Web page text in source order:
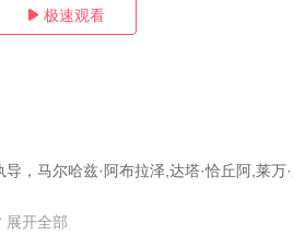
 极速观看
，马尔哈兹·阿布拉泽,达塔·恰丘阿,莱万
展开全部